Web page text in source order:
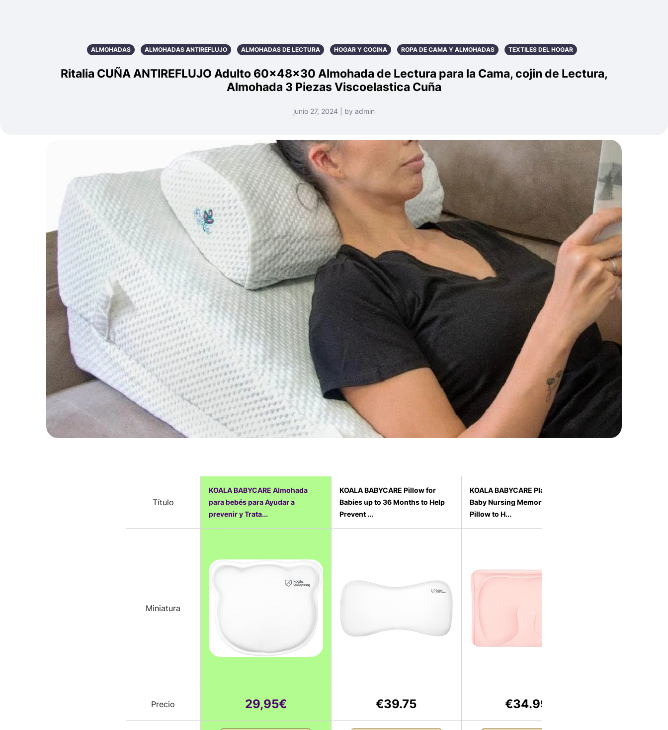
ALMOHADAS ALMOHADAS ANTIREFLUJO ALMOHADAS DE LECTURA HOGAR Y COCINA ROPA DE CAMA Y ALMOHADAS TEXTILES DEL HOGAR
Ritalia CUÑA ANTIREFLUJO Adulto 60x48x30 Almohada de Lectura para la Cama, cojin de Lectura,
Almohada 3 Piezas Viscoelastica Cuña
junio 27, 2024 | by admin
Título
KOALA BABYCARE Almohada
para bebés para Ayudar a
prevenir y Trata...
KOALA BABYCARE Pillow for
Babies up to 36 Months to Help
Prevent ...
KOALA BABYCARE Plagiocephaly
Baby Nursing Memory Foam
Pillow to H...
Miniatura
Precio 29,95€ €39.75 €34.99